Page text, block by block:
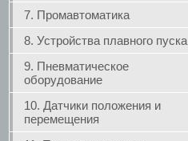
7. Промавтоматика
8. Устройства плавного пуска
9. Пневматическое
оборудование
10. Датчики положения и
перемещения